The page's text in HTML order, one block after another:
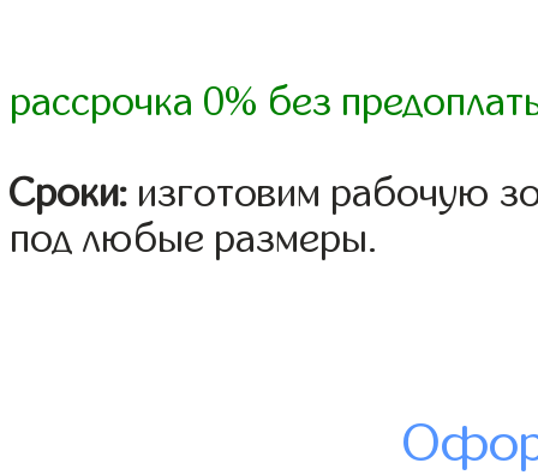
рассрочка 0% без
Сроки: изготовим рабочую
под любые размеры.